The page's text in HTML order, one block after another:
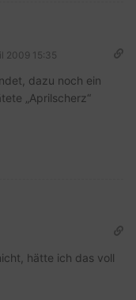
2009 15:35
dazu noch ein
„Aprilscherz“
hätte ich das voll